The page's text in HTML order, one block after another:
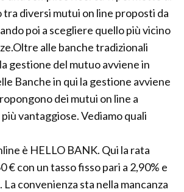
diversi mutui on line proposti da
poi a scegliere quello più vicino
alle banche tradizionali
gestione del mutuo avviene in
Banche in qui la gestione avviene
dei mutui on line a
vantaggiose. Vediamo quali
è HELLO BANK. Qui la rata
€ con un tasso fisso pari a 2,90% e
La convenienza sta nella mancanza